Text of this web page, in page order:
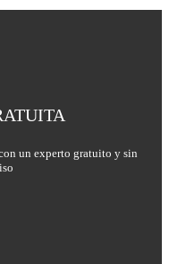
un experto gratuito y sin